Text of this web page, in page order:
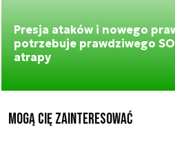
Presja ataków i nowego
potrzebuje prawdziwego
atrapy
Mogą Cię zainteresować